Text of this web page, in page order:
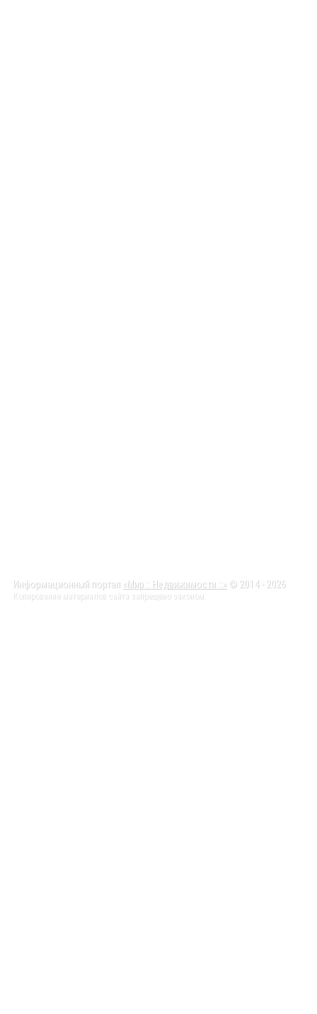
Информационный портал «Мир :: Недвижимости ::» © 2014 - 2026
Копирование материалов сайта запрещено законом.